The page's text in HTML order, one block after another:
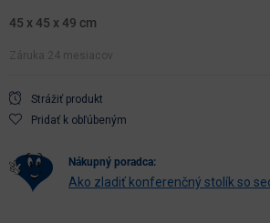
45 x 45 x 49 cm
Záruka 24 mesiacov
Strážiť produkt
Pridať k obľúbeným
nákupný poradca:
Ako zladiť konferenčný stolík so